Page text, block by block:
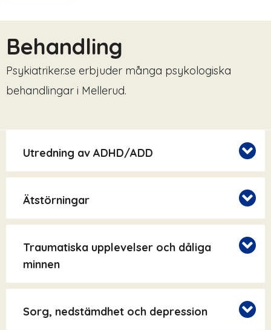
Behandling
Psykiatriker.se erbjuder många psykologiska
behandlingar i Mellerud.
Utredning av ADHD/ADD
Ätstörningar
Traumatiska upplevelser och dåliga
minnen
Sorg, nedstämdhet och depression